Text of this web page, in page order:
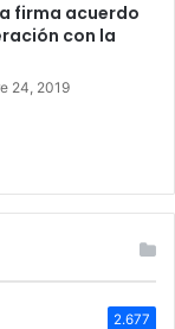
firma acuerdo
con la
24, 2019
2.677